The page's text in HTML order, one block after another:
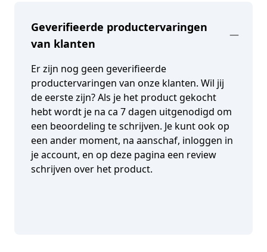
Geverifieerde productervaringen
van klanten
Er zijn nog geen geverifieerde
productervaringen van onze klanten. Wil jij
de eerste zijn? Als je het product gekocht
hebt wordt je na ca 7 dagen uitgenodigd om
een beoordeling te schrijven. Je kunt ook op
een ander moment, na aanschaf, inloggen in
je account, en op deze pagina een review
schrijven over het product.